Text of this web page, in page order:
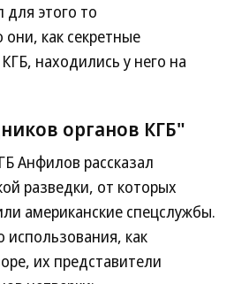
этого то
они, как секретные
находились у него на
органов КГБ"
Анфилов рассказал
разведки, от которых
американские спецслужбы.
как
их представители